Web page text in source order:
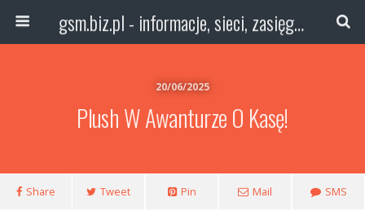
gsm.biz.pl - informacje, sieci, zasięg technologie
20/06/2025
Plush W Awanturze O Kasę!
Share Tweet Pin Mail SMS